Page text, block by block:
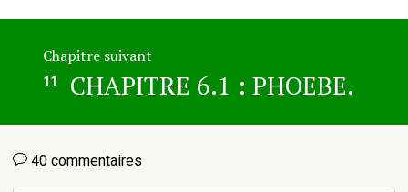
Chapitre suivant
11 CHAPITRE 6.1 : PHOEBE.
40 commentaires